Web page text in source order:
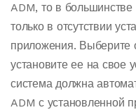
ADM, то в большинстве
только в отсутствии
приложения. Выберите
установите ее на свое
система должна
ADM с установленной